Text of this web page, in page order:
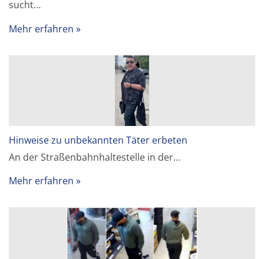
sucht…
Mehr erfahren
Hinweise zu unbekannten Täter erbeten
An der Straßenbahnhaltestelle in der…
Mehr erfahren